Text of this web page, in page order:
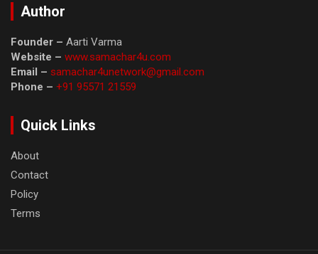
Author
Founder – Aarti Varma
Website – www.samachar4u.com
Email – samachar4unetwork@gmail.com
Phone – +91 95571 21559
Quick Links
About
Contact
Policy
Terms